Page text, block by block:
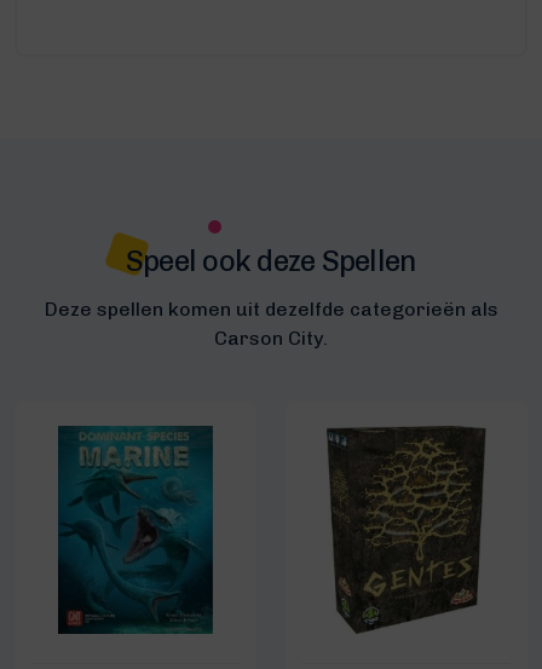
Speel ook deze Spellen
Deze spellen komen uit dezelfde categorieën als
Carson City.